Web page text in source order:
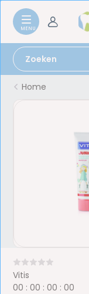
Home
Vitis
00 :00 :00 :00